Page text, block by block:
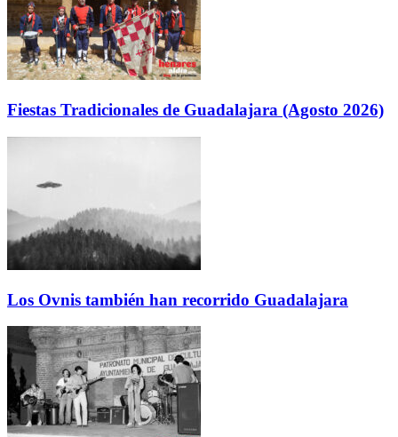
Fiestas Tradicionales de Guadalajara (Agosto 2026)
Los Ovnis también han recorrido Guadalajara